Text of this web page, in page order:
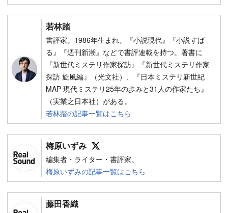
若林踏
書評家。1986年生まれ。『小説現代』『小説すば
る』『週刊新潮』などで書評連載を持つ。著書に
『新世代ミステリ作家探訪』『新世代ミステリ作家
探訪 旋風編』（光文社）、『日本ミステリ新世紀
MAP 現代ミステリ25年の歩みと31人の作家たち』
（実業之日本社）がある。
若林踏の記事一覧はこちら
梅原いずみ
編集者・ライター・書評家。
梅原いずみの記事一覧はこちら
藤田香織